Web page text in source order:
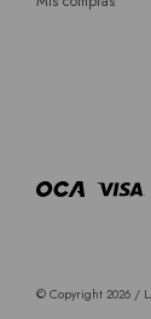
© Copyright 2026 /